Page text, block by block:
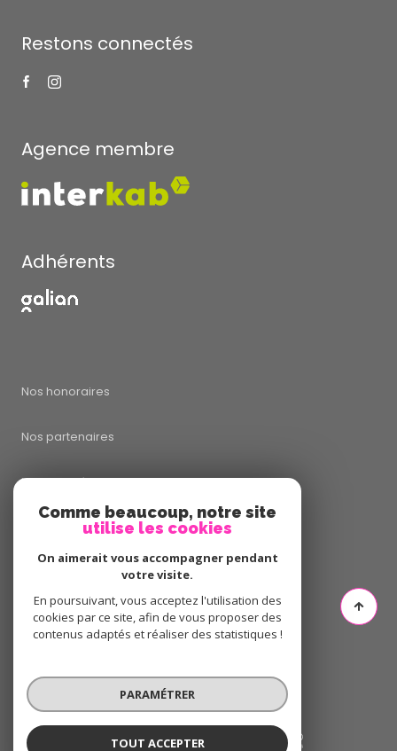
Restons connectés
Agence membre
Adhérents
Nos honoraires
Nos partenaires
Mentions légales
Cookies
© 2026 | Tous droits réservés
Réalisé par
Comme beaucoup, notre site
utilise les cookies
On aimerait vous accompagner pendant
votre visite.
En poursuivant, vous acceptez l'utilisation des
cookies par ce site, afin de vous proposer des
contenus adaptés et réaliser des statistiques !
PARAMÉTRER
TOUT ACCEPTER